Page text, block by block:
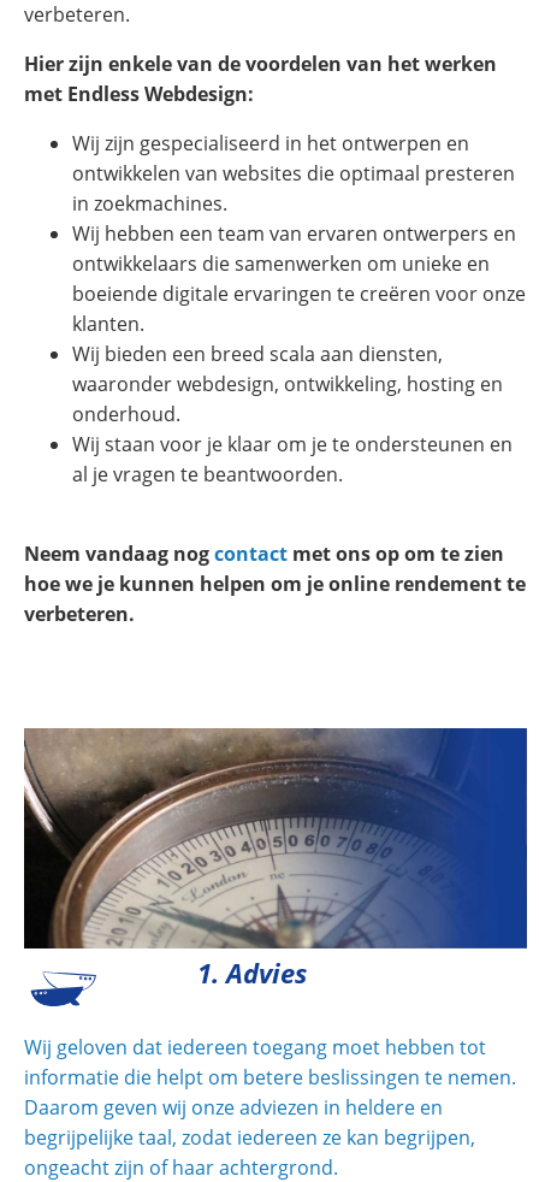
verbeteren.
Hier zijn enkele van de voordelen van het werken
met Endless Webdesign:
Wij zijn gespecialiseerd in het ontwerpen en
ontwikkelen van websites die optimaal presteren
in zoekmachines.
Wij hebben een team van ervaren ontwerpers en
ontwikkelaars die samenwerken om unieke en
boeiende digitale ervaringen te creëren voor onze
klanten.
Wij bieden een breed scala aan diensten,
waaronder webdesign, ontwikkeling, hosting en
onderhoud.
Wij staan voor je klaar om je te ondersteunen en
al je vragen te beantwoorden.
Neem vandaag nogcontact met ons op om te zien
hoe we je kunnen helpen om je online rendement te
verbeteren.
1. Advies
Wij geloven dat iedereen toegang moet hebben tot
informatie die helpt om betere beslissingen te nemen.
Daarom geven wij onze adviezen in heldere en
begrijpelijke taal, zodat iedereen ze kan begrijpen,
ongeacht zijn of haar achtergrond.